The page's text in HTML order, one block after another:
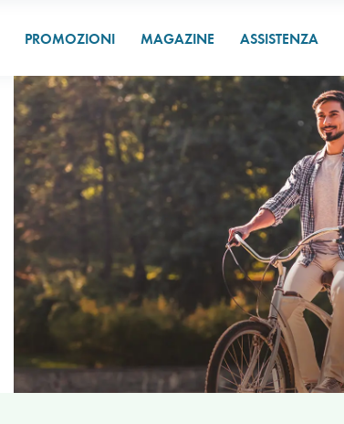
PROMOZIONI MAGAZINE ASSISTENZA